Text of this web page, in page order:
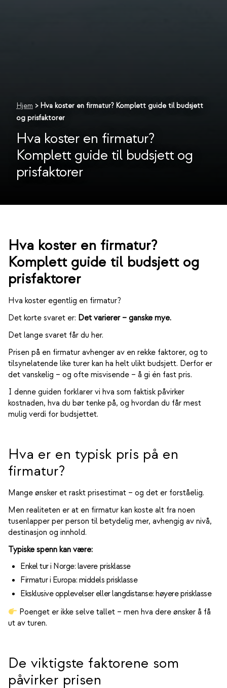
Hjem > Hva koster en firmatur? Komplett guide til budsjett
og prisfaktorer
Hva koster en firmatur?
Komplett guide til budsjett og
prisfaktorer
Hva koster en firmatur?
Komplett guide til budsjett og
prisfaktorer
Hva koster egentlig en firmatur?
Det korte svaret er: Det varierer – ganske mye.
Det lange svaret får du her.
Prisen på en firmatur avhenger av en rekke faktorer, og to
tilsynelatende like turer kan ha helt ulikt budsjett. Derfor er
det vanskelig – og ofte misvisende – å gi én fast pris.
I denne guiden forklarer vi hva som faktisk påvirker
kostnaden, hva du bør tenke på, og hvordan du får mest
mulig verdi for budsjettet.
Hva er en typisk pris på en
firmatur?
Mange ønsker et raskt prisestimat – og det er forståelig.
Men realiteten er at en firmatur kan koste alt fra noen
tusenlapper per person til betydelig mer, avhengig av nivå,
destinasjon og innhold.
Typiske spenn kan være:
Enkel tur i Norge: lavere prisklasse
Firmatur i Europa: middels prisklasse
Eksklusive opplevelser eller langdistanse: høyere prisklasse
Poenget er ikke selve tallet – men hva dere ønsker å få
ut av turen.
De viktigste faktorene som
påvirker prisen